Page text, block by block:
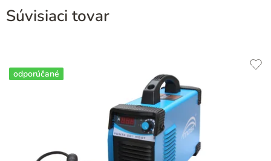
Súvisiaci tovar
odporúčané